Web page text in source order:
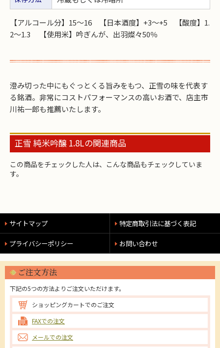
【アルコール分】15～16 【日本酒度】+3～+5 【酸度】1.
2～1.3 【使用米】吟ぎんが、出羽燦々50％
澄み切った中にもぐっとくる旨みをもつ、正雪の味を代表す
る銘酒。非常にコストパフォーマンスの高いお酒で、店主市
川祐一郎も推薦いたします。
正雪 純米吟醸 1.8Lの関連商品
この商品をチェックした人は、こんな商品もチェックしていま
す。
サイトマップ 特定商取引法に基づく表記
プライバシーポリシー お問い合わせ
ご注文方法
下記の5つの方法よりご注文いただけます。
ショッピングカートでのご注文
FAXでの注文
メールでの注文